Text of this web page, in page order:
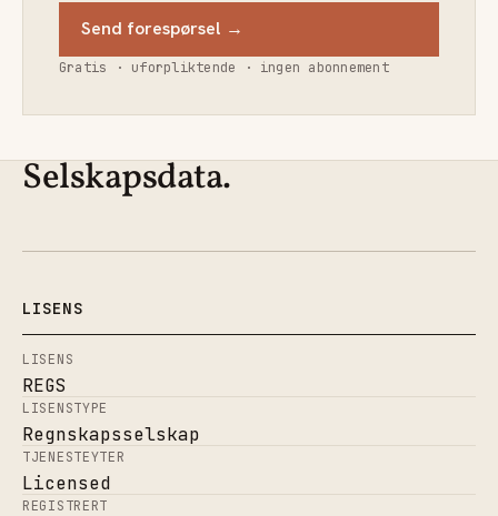
Send forespørsel →
Gratis · uforpliktende · ingen abonnement
Selskapsdata.
LISENS
LISENS
REGS
LISENSTYPE
Regnskapsselskap
TJENESTEYTER
Licensed
REGISTRERT